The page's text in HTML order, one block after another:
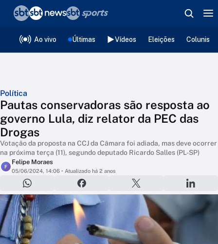
Ao vivo Últimas Vídeos Eleições
Política
Pautas conservadoras são resposta ao
governo Lula, diz relator da PEC das
Drogas
Votação da proposta na CCJ da Câmara foi adiada, mas deve ocorrer
na próxima terça (11), segundo deputado Ricardo Salles (PL-SP)
F
Felipe Moraes
05/06/2024, 14:06 • Atualizado há 2 anos
❮voltar
Editorias